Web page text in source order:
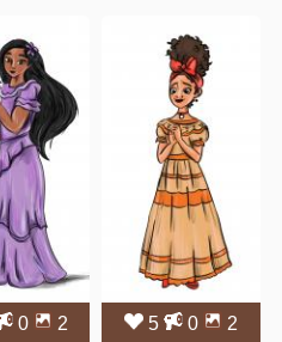
0
2
5 0
2